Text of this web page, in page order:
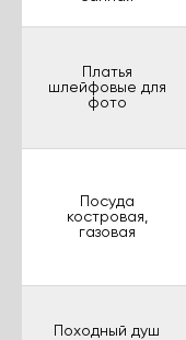
Платья
шлейфовые для
фото
Посуда
костровая,
газовая
Походный душ